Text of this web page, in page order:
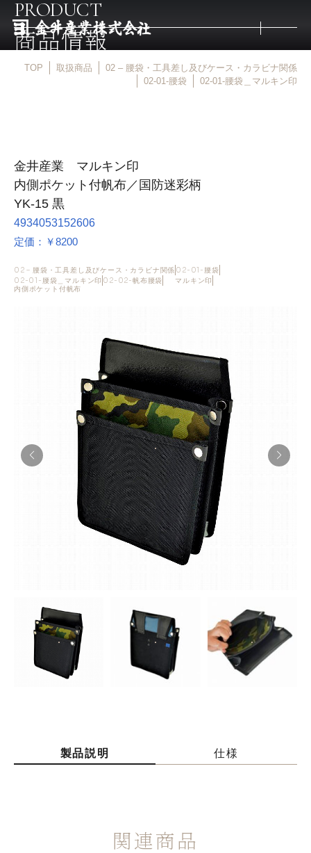
取扱メーカー
金井産業の強み
お問い合わせはこちら
PRODUCT
商品情報
TOP 取扱商品
02 – 腰袋・工具差し及びケース・カラビナ関係
02-01-腰袋
02-01-腰袋＿マルキン印
金井産業 マルキン印
内側ポケット付帆布／国防迷彩柄
YK-15 黒
4934053152606
定価：￥8200
02 – 腰袋・工具差し及びケース・カラビナ関係 02-01-腰袋
02-01-腰袋＿マルキン印 02-02-帆布腰袋
マルキン印
内側ポケット付帆布
製品説明 仕様
関連商品